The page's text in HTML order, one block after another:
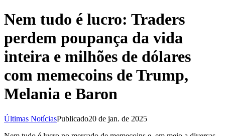
Nem tudo é lucro: Traders
perdem poupança da vida
inteira e milhões de dólares
com memecoins de Trump,
Melania e Baron
Últimas NotíciasPublicado20 de jan. de 2025